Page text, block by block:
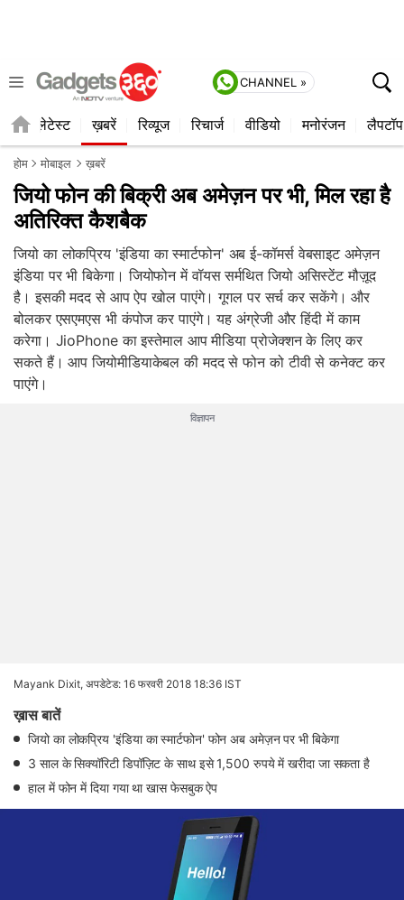
CHANNEL »
लेटेस्ट ख़बरें रिव्यूज रिचार्ज वीडियो मनोरंजन लैपटॉप
होम मोबाइल ख़बरें
जियो फोन की बिक्री अब अमेज़न पर भी, मिल रहा है
अतिरिक्त कैशबैक
जियो का लोकप्रिय 'इंडिया का स्मार्टफोन' अब ई-कॉमर्स वेबसाइट अमेज़न
इंडिया पर भी बिकेगा। जियोफोन में वॉयस सर्मथित जियो असिस्टेंट मौज़ूद
है। इसकी मदद से आप ऐप खोल पाएंगे। गूगल पर सर्च कर सकेंगे। और
बोलकर एसएमएस भी कंपोज कर पाएंगे। यह अंग्रेजी और हिंदी में काम
करेगा। JioPhone का इस्तेमाल आप मीडिया प्रोजेक्शन के लिए कर
सकते हैं। आप जियोमीडियाकेबल की मदद से फोन को टीवी से कनेक्ट कर
पाएंगे।
विज्ञापन
Mayank Dixit, अपडेटेड: 16 फरवरी 2018 18:36 IST
ख़ास बातें
जियो का लोकप्रिय 'इंडिया का स्मार्टफोन' फोन अब अमेज़न पर भी बिकेगा
3 साल के सिक्यॉरिटी डिपॉज़िट के साथ इसे 1,500 रुपये में खरीदा जा सकता है
हाल में फोन में दिया गया था खास फेसबुक ऐप